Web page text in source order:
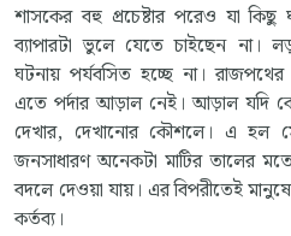
শাসকের বহু প্রচেষ্টার পরেও যা
ব্যাপারটা ভুলে যেতে চাইছেন না।
ঘটনায় পর্যবসিত হচ্ছে না।
এতে পর্দার আড়াল নেই। আড়াল যদি
দেখার, দেখানোর কৌশলে। এ হল
জনসাধারণ অনেকটা মাটির তালের
বদলে দেওয়া যায়। এর বিপরীতেই
কর্তব্য।